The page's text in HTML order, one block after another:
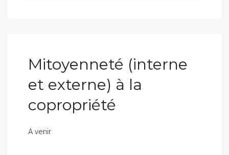
Mitoyenneté (interne
et externe) à la
copropriété
A venir